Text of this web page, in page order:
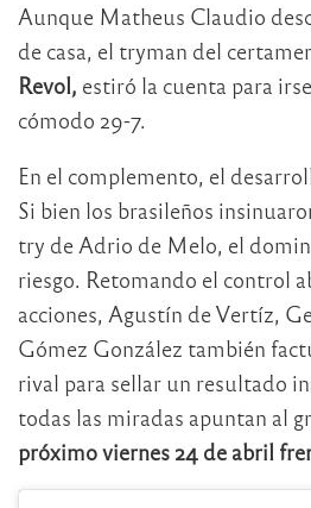
Aunque Matheus Claudio
de casa, el tryman del
Revol, estiró la cuenta para
cómodo 29-7.
En el complemento, el
Si bien los brasileños
try de Adrio de Melo, el
riesgo. Retomando el control
acciones, Agustín de Vertíz,
Gómez González también
rival para sellar un resultado
todas las miradas apuntan al
próximo viernes 24 de abril